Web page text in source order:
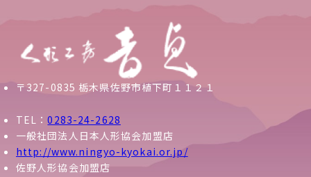
〒327-0835 栃木県佐野市植下町１１２１
TEL：0283-24-2628
一般社団法人日本人形協会加盟店
http://www.ningyo-kyokai.or.jp/
佐野人形協会加盟店